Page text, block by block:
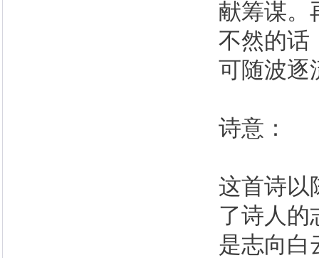
献筹谋。
不然的话
可随波逐
诗意：
这首诗以
了诗人的
是志向白